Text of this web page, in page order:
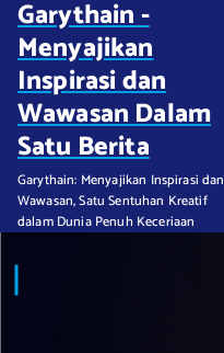
n
Garythain -
Menyajikan
Inspirasi dan
Wawasan Dalam
Satu Berita
Garythain: Menyajikan Inspirasi dan
Wawasan, Satu Sentuhan Kreatif
dalam Dunia Penuh Keceriaan